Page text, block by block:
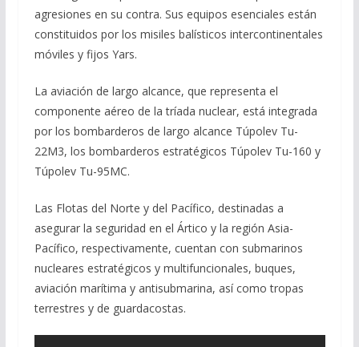
agresiones en su contra. Sus equipos esenciales están
constituidos por los misiles balísticos intercontinentales
móviles y fijos Yars.
La aviación de largo alcance, que representa el
componente aéreo de la tríada nuclear, está integrada
por los bombarderos de largo alcance Túpolev Tu-
22M3, los bombarderos estratégicos Túpolev Tu-160 y
Túpolev Tu-95MC.
Las Flotas del Norte y del Pacífico, destinadas a
asegurar la seguridad en el Ártico y la región Asia-
Pacífico, respectivamente, cuentan con submarinos
nucleares estratégicos y multifuncionales, buques,
aviación marítima y antisubmarina, así como tropas
terrestres y de guardacostas.